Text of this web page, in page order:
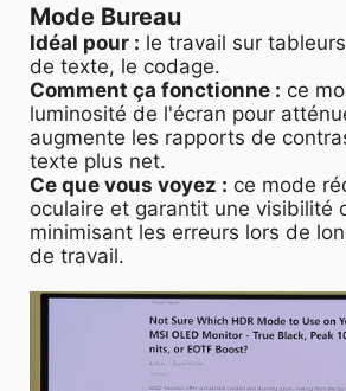
Mode Bureau
Idéal pour : le travail sur
de texte, le codage.
Comment ça fonctionne : ce
luminosité de l'écran pour
augmente les rapports de
texte plus net.
Ce que vous voyez : ce mode
oculaire et garantit une visibilité
minimisant les erreurs lors de
de travail.